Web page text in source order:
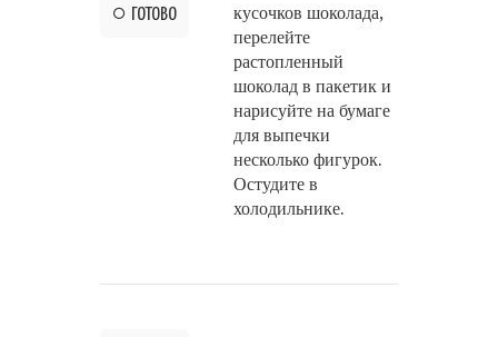
ГОТОВО
кусочков шоколада,
перелейте
растопленный
шоколад в пакетик и
нарисуйте на бумаге
для выпечки
несколько фигурок.
Остудите в
холодильнике.